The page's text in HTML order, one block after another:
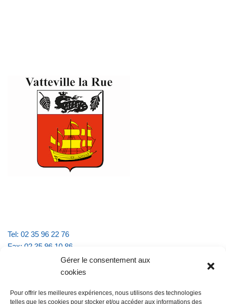
Gérer le consentement aux
cookies
Pour offrir les meilleures expériences, nous utilisons des technologies
telles que les cookies pour stocker et/ou accéder aux informations des
Tel: 02 35 96 22 76
Fax: 02 35 96 10 86
Email : mairie.vattevillelarue@wanadoo.fr
lundi et jeudi de 9h à 11h30